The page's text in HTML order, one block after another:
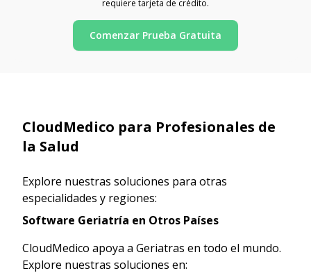
requiere tarjeta de crédito.
Comenzar Prueba Gratuita
CloudMedico para Profesionales de
la Salud
Explore nuestras soluciones para otras
especialidades y regiones:
Software Geriatría en Otros Países
CloudMedico apoya a Geriatras en todo el mundo.
Explore nuestras soluciones en: